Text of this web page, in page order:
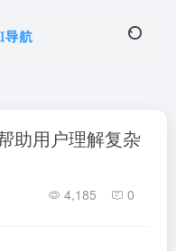
助用户理解复杂
4,185 0